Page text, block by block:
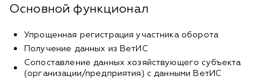
Основной функционал
Упрощенная регистрация участника оборота
Получение данных из ВетИС
Сопоставление данных хозяйствующего субъекта
(организации/предприятия) с данными ВетИС